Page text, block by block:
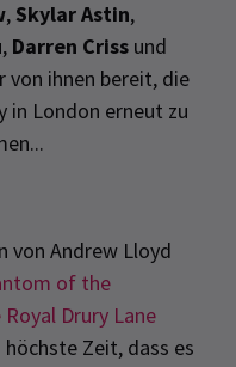
, Skylar Astin,
, Darren Criss und
von ihnen bereit, die
in London erneut zu
von Andrew Lloyd
of the
Drury Lane
Zeit, dass es